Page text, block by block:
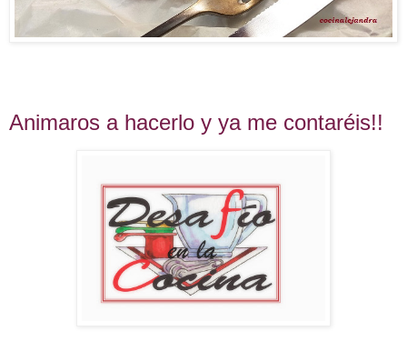
Animaros a hacerlo y ya me contaréis!!